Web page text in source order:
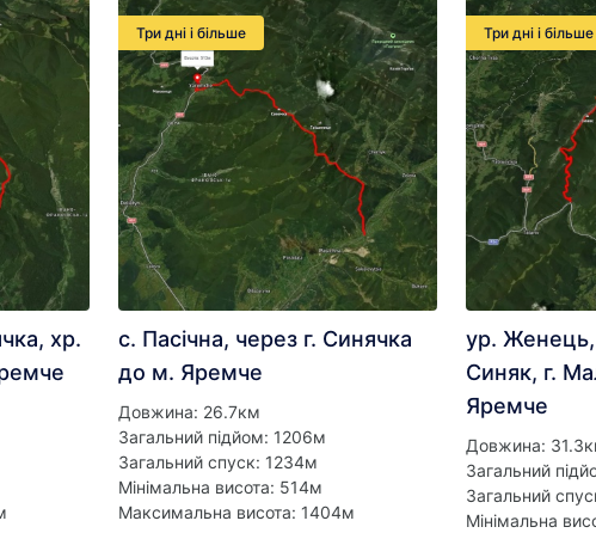
хр.
Три дні і більше
с. Пасічна, через г. Синячка
до м. Яремче
Довжина: 26.7км
Загальний підйом: 1206м
Загальний спуск: 1234м
Мінімальна висота: 514м
Максимальна висота: 1404м
Три дні і більше
ур. Женець,
Синяк, г.
Яремче
Довжина:
Загальний
Загальний
Мінімальна